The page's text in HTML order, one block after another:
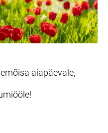
aiapäevale,